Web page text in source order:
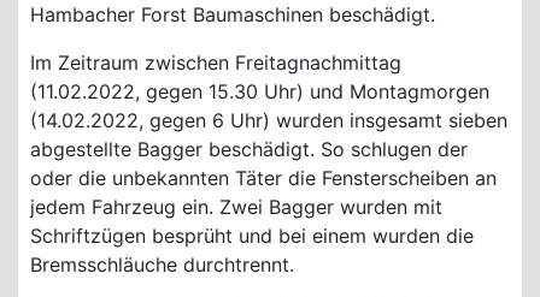
Hambacher Forst Baumaschinen beschädigt.
Im Zeitraum zwischen Freitagnachmittag
(11.02.2022, gegen 15.30 Uhr) und Montagmorgen
(14.02.2022, gegen 6 Uhr) wurden insgesamt sieben
abgestellte Bagger beschädigt. So schlugen der
oder die unbekannten Täter die Fensterscheiben an
jedem Fahrzeug ein. Zwei Bagger wurden mit
Schriftzügen besprüht und bei einem wurden die
Bremsschläuche durchtrennt.